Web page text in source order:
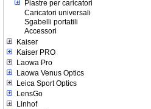
Piastre per caricatori
Caricatori universali
Sgabelli portatili
Accessori
Kaiser
Kaiser PRO
Laowa Pro
Laowa Venus Optics
Leica Sport Optics
LensGo
Linhof